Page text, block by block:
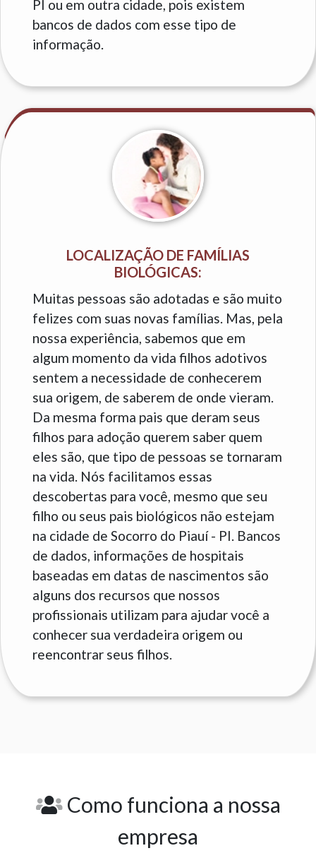
PI ou em outra cidade, pois existem
bancos de dados com esse tipo de
informação.
LOCALIZAÇÃO DE FAMÍLIAS
BIOLÓGICAS:
Muitas pessoas são adotadas e são muito
felizes com suas novas famílias. Mas, pela
nossa experiência, sabemos que em
algum momento da vida filhos adotivos
sentem a necessidade de conhecerem
sua origem, de saberem de onde vieram.
Da mesma forma pais que deram seus
filhos para adoção querem saber quem
eles são, que tipo de pessoas se tornaram
na vida. Nós facilitamos essas
descobertas para você, mesmo que seu
filho ou seus pais biológicos não estejam
na cidade de Socorro do Piauí - PI. Bancos
de dados, informações de hospitais
baseadas em datas de nascimentos são
alguns dos recursos que nossos
profissionais utilizam para ajudar você a
conhecer sua verdadeira origem ou
reencontrar seus filhos.
Como funciona a nossa
empresa